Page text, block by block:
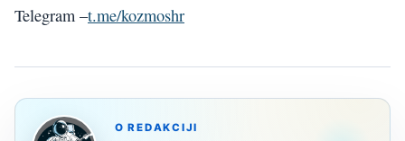
Telegram –t.me/kozmoshr
O REDAKCIJI